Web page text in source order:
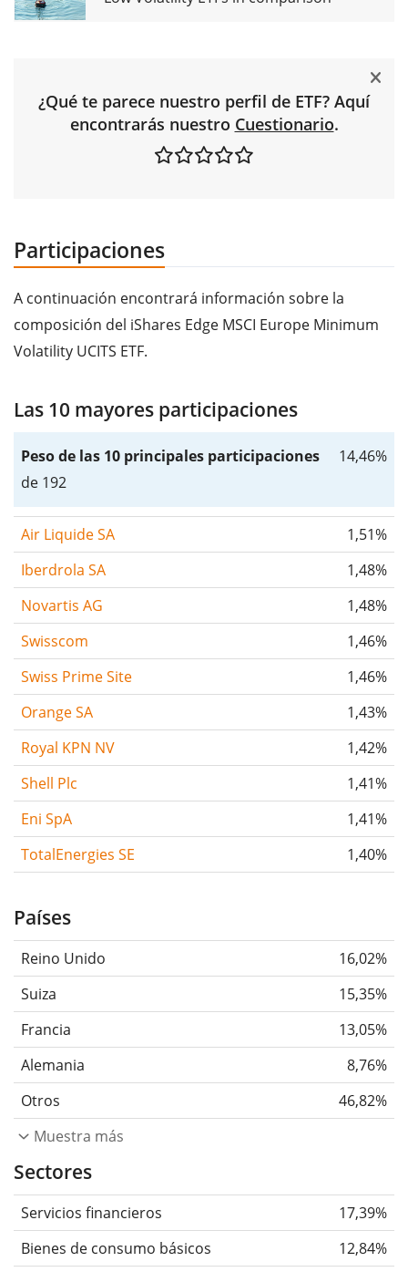
¿Qué te parece nuestro perfil de ETF? Aquí
encontrarás nuestro Cuestionario.
Participaciones
A continuación encontrará información sobre la
composición del iShares Edge MSCI Europe Minimum
Volatility UCITS ETF.
Las 10 mayores participaciones
Peso de las 10 principales participaciones
de 192
14,46%
Air Liquide SA
1,51%
Iberdrola SA
1,48%
Novartis AG
1,48%
Swisscom
1,46%
Swiss Prime Site
1,46%
Orange SA
1,43%
Royal KPN NV
1,42%
Shell Plc
1,41%
Eni SpA
1,41%
TotalEnergies SE
1,40%
Países
Reino Unido
16,02%
Suiza
15,35%
Francia
13,05%
Alemania
8,76%
Otros
46,82%
Muestra más
Sectores
Servicios financieros
17,39%
Bienes de consumo básicos
12,84%